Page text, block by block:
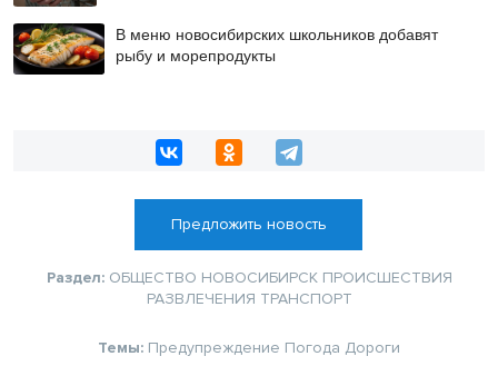
В меню новосибирских школьников добавят
рыбу и морепродукты
Предложить новость
Раздел: ОБЩЕСТВО НОВОСИБИРСК ПРОИСШЕСТВИЯ
РАЗВЛЕЧЕНИЯ ТРАНСПОРТ
Темы: Предупреждение Погода Дороги